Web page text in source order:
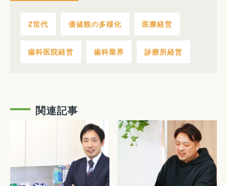
Z世代 価値観の多様化 医療経営
歯科医院経営 歯科業界 診療所経営
関連記事